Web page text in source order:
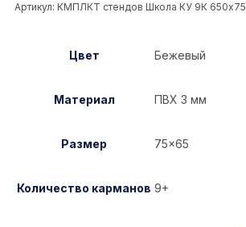
Артикул: КМПЛКТ стендов Школа КУ 9К
Цвет Бежевый
Материал ПВХ 3 мм
Размер 75×65
Количество карманов 9+